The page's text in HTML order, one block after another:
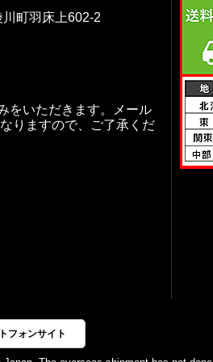
町羽床上602-2
をいただきます。メール
りますので、ご了承くだ
フォンサイト